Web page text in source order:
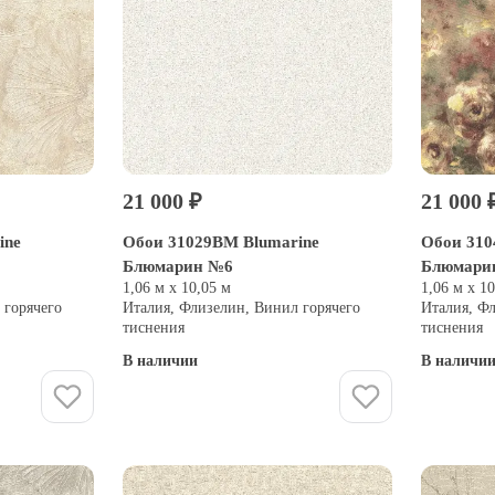
21 000 ₽
Обои 31029BM Blumarine
Блюмарин №6
1,06 м х 10,05 м
Италия, Флизелин, Винил горячего
тиснения
В наличии
21 000
Обои
1,06 м х
Италия,
тиснения
В наличии